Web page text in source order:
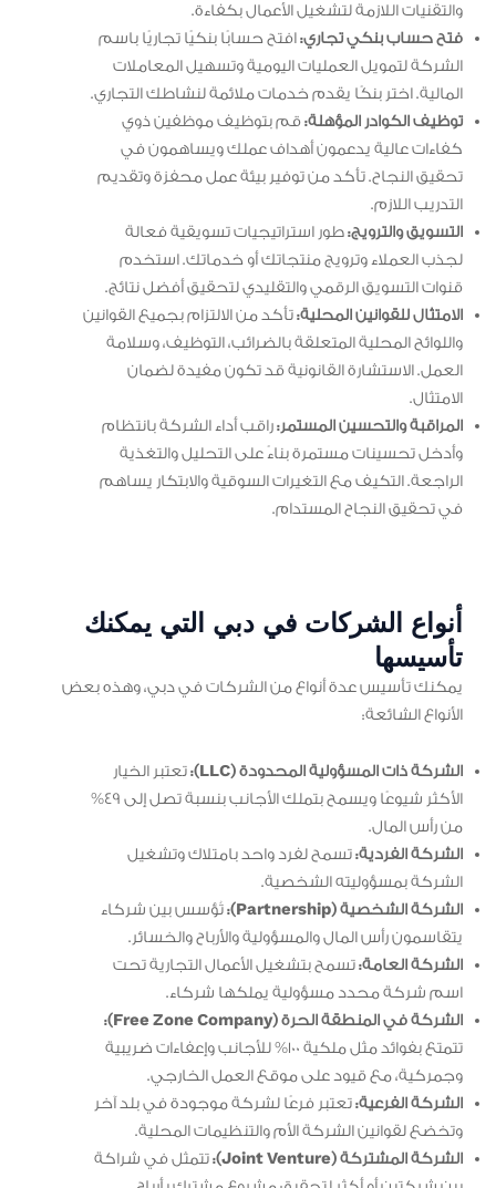
والتقنيات اللازمة لتشغيل الأعمال بكفاءة.
فتح حساب بنكي تجاري: افتح حسابًا بنكيًا تجاريًا باسم
الشركة لتمويل العمليات اليومية وتسهيل المعاملات
المالية. اختر بنكًا يقدم خدمات ملائمة لنشاطك التجاري.
توظيف الكوادر المؤهلة:قم بتوظيف موظفين ذوي
كفاءات عالية يدعمون أهداف عملك ويساهمون في
تحقيق النجاح. تأكد من توفير بيئة عمل محفزة وتقديم
التدريب اللازم.
التسويق والترويج:طور استراتيجيات تسويقية فعالة
لجذب العملاء وترويج منتجاتك أو خدماتك. استخدم
قنوات التسويق الرقمي والتقليدي لتحقيق أفضل نتائج.
الامتثال للقوانين المحلية:تأكد من الالتزام بجميع القوانين
واللوائح المحلية المتعلقة بالضرائب، التوظيف، وسلامة
العمل. الاستشارة القانونية قد تكون مفيدة لضمان
الامتثال.
المراقبة والتحسين المستمر:راقب أداء الشركة بانتظام
وأدخل تحسينات مستمرة بناءً على التحليل والتغذية
الراجعة. التكيف مع التغيرات السوقية والابتكار يساهم
في تحقيق النجاح المستدام.
أنواع الشركات في دبي التي يمكنك
تأسيسها
يمكنك تأسيس عدة أنواع من الشركات في دبي، وهذه بعض
الأنواع الشائعة:
الشركة ذات المسؤولية المحدودة (LLC):
تعتبر الخيار
الأكثر شيوعًا ويسمح بتملك الأجانب بنسبة تصل إلى 49%
من رأس المال.
الشركة الفردية:تسمح لفرد واحد بامتلاك وتشغيل
الشركة بمسؤوليته الشخصية.
الشركة الشخصية (Partnership):
تُؤسس بين شركاء
يتقاسمون رأس المال والمسؤولية والأرباح والخسائر.
الشركة العامة:تسمح بتشغيل الأعمال التجارية تحت
اسم شركة محدد مسؤولية يملكها شركاء.
الشركة في المنطقة الحرة (Free Zone Company):
تتمتع بفوائد مثل ملكية 100% للأجانب وإعفاءات ضريبية
وجمركية، مع قيود على موقع العمل الخارجي.
الشركة الفرعية:تعتبر فرعًا لشركة موجودة في بلد آخر
وتخضع لقوانين الشركة الأم والتنظيمات المحلية.
الشركة المشتركة (Joint Venture):
تتمثل في شراكة